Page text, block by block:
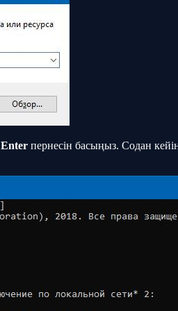
Enter пернесін басыңыз. Содан